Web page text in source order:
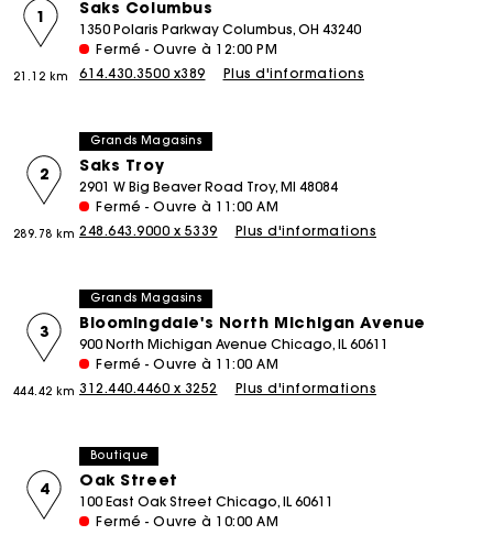
Saks Columbus
1
21.12 km
1350 Polaris Parkway Columbus, OH 43240
Fermé - Ouvre à 12:00 PM
614.430.3500 x389
Plus d'informations
Grands Magasins
Saks Troy
2
289.78 km
2901 W Big Beaver Road Troy, MI 48084
Fermé - Ouvre à 11:00 AM
248.643.9000 x 5339
Plus d'informations
Grands Magasins
Bloomingdale's North Michigan Avenue
3
444.42 km
900 North Michigan Avenue Chicago, IL 60611
Fermé - Ouvre à 11:00 AM
312.440.4460 x 3252
Plus d'informations
Boutique
Oak Street
4
100 East Oak Street Chicago, IL 60611
Fermé - Ouvre à 10:00 AM